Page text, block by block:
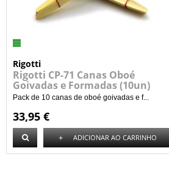
Rigotti
Rigotti CP-71 Canas Oboé
Goivadas e Formadas (10un)
Pack de 10 canas de oboé goivadas e f...
33,95 €
+ ADICIONAR AO CARRINHO